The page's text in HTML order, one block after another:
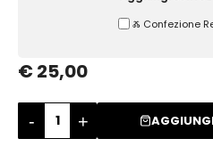
Ⰶ Confezione
€ 25,00
- +